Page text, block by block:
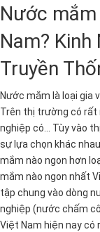
Nước
Nam?
Truyền
Nước mắm là loại gia
Trên thị trường có rất
nghiệp có... Tùy vào
sự lựa chọn khác
mắm nào ngon hơn
mắm nào ngon nhất
tập chung vào dòng
nghiệp (nước chấm
Việt Nam hiện nay có